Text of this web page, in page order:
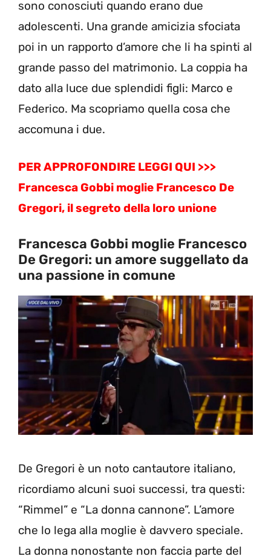
sono conosciuti quando erano due
adolescenti. Una grande amicizia sfociata
poi in un rapporto d’amore che li ha spinti al
grande passo del matrimonio. La coppia ha
dato alla luce due splendidi figli: Marco e
Federico. Ma scopriamo quella cosa che
accomuna i due.
PER APPROFONDIRE LEGGI QUI >>>
Francesca Gobbi moglie Francesco De
Gregori, il segreto della loro unione
Francesca Gobbi moglie Francesco
De Gregori: un amore suggellato da
una passione in comune
De Gregori è un noto cantautore italiano,
ricordiamo alcuni suoi successi, tra questi:
“Rimmel” e “La donna cannone”. L’amore
che lo lega alla moglie è davvero speciale.
La donna nonostante non faccia parte del